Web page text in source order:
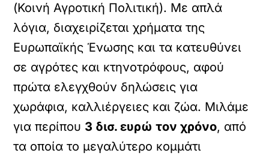
(Κοινή Αγροτική Πολιτική). Με απλά
λόγια, διαχειρίζεται χρήματα της
Ευρωπαϊκής Ένωσης και τα κατευθύνει
σε αγρότες και κτηνοτρόφους, αφού
πρώτα ελεγχθούν δηλώσεις για
χωράφια, καλλιέργειες και ζώα. Μιλάμε
για περίπου 3 δισ. ευρώ τον χρόνο, από
τα οποία το μεγαλύτερο κομμάτι